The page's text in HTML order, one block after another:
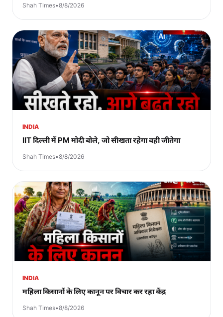
Shah Times•8/8/2026
INDIA
IIT दिल्ली में PM मोदी बोले, जो सीखता रहेगा वही जीतेगा
Shah Times•8/8/2026
INDIA
महिला किसानों के लिए कानून पर विचार कर रहा केंद्र
Shah Times•8/8/2026